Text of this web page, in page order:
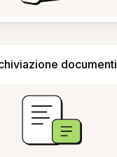
documenti